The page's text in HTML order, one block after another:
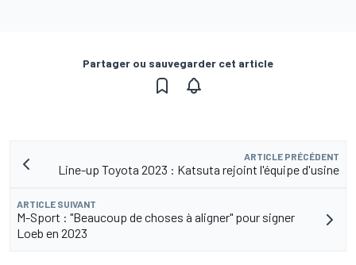
Partager ou sauvegarder cet article
ARTICLE PRÉCÉDENT
Line-up Toyota 2023 : Katsuta rejoint l'équipe d'usine
ARTICLE SUIVANT
M-Sport : "Beaucoup de choses à aligner" pour signer
Loeb en 2023